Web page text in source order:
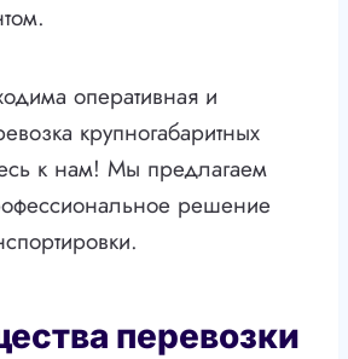
оперативная и
крупногабаритных
к нам! Мы предлагаем
решение
перевозки